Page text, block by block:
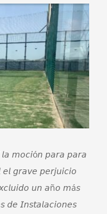
𝘮𝘰𝘤𝘪ó𝘯 𝘱𝘢𝘳𝘢 𝘱𝘢𝘳𝘢
𝘨𝘳𝘢𝘷𝘦 𝘱𝘦𝘳𝘫𝘶𝘪𝘤𝘪𝘰
𝘶𝘯 𝘢ñ𝘰 𝘮á𝘴
𝘥𝘦 𝘐𝘯𝘴𝘵𝘢𝘭𝘢𝘤𝘪𝘰𝘯𝘦𝘴